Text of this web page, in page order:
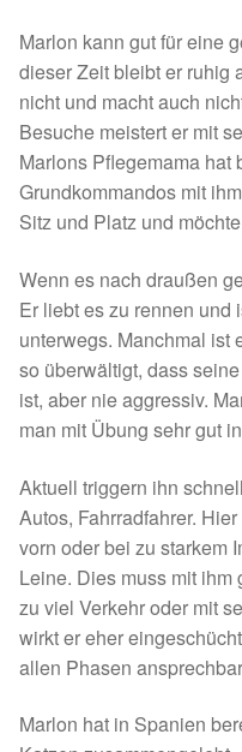
Spenden 2021
Juli bis Dezember
Fördermitgliedschaft
Tierschutz
Auslandstierschutz
Schutzgebühr
Notnasen in Deutschland
Notnasen noch im
Notnasen mit Handicap
Wichtige Gedanken vor
Marlon kann gut für eine
dieser Zeit bleibt er ruhig
nicht und macht auch
Besuche meistert er mit
Marlons Pflegemama hat
Grundkommandos mit
Sitz und Platz und
Wenn es nach draußen
Er liebt es zu rennen und
unterwegs. Manchmal ist
so überwältigt, dass
ist, aber nie aggressiv.
man mit Übung sehr gut
Aktuell triggern ihn
Autos, Fahrradfahrer.
vorn oder bei zu starkem
Leine. Dies muss mit ihm
zu viel Verkehr oder mit
wirkt er eher
allen Phasen
Marlon hat in Spanien